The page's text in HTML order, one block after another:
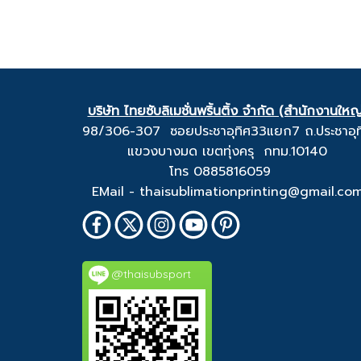
บริษัท ไทยซับลิเมชั่นพริ้นติ้ง จำกัด (สำนักงานให
98/306-307 ซอยประชาอุทิศ33แยก7 ถ.ประชาอุ
แขวงบางมด เขตทุ่งครุ กทม.10140
โทร 0885816059
EMail -
@thaisubsport